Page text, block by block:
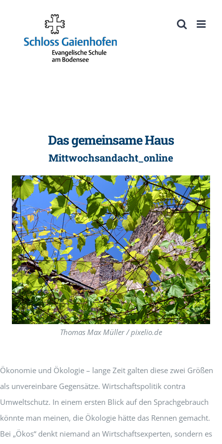
Werkzeugleiste öffnen
springen
Das gemeinsame Haus
Mittwochsandacht_online
Thomas Max Müller / pixelio.de
Ökonomie und Ökologie – lange Zeit galten diese zwei Größen
als unvereinbare Gegensätze. Wirtschaftspolitik contra
Umweltschutz. In einem ersten Blick auf den Sprachgebrauch
könnte man meinen, die Ökologie hätte das Rennen gemacht.
Bei „Ökos“ denkt niemand an Wirtschaftsexperten, sondern es